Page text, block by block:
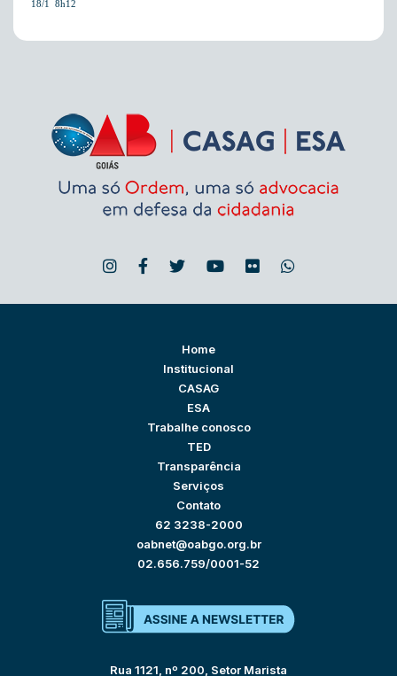
18/1  8h12
Home
Institucional
CASAG
ESA
Trabalhe conosco
TED
Transparência
Serviços
Contato
62 3238-2000
oabnet@oabgo.org.br
02.656.759/0001-52
Rua 1121, nº 200, Setor Marista